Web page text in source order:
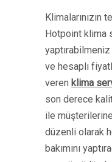
Klimalarınızın
Hotpoint klima
ve hesaplı
veren klima
son derece
ile
düzenli olarak
bakımını